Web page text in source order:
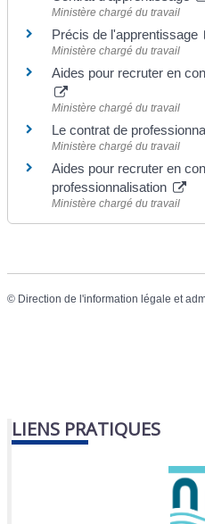
Ministère chargé du travail
Précis de l'apprentissage
Ministère chargé du travail
Aides pour recruter en
Ministère chargé du travail
Le contrat de
Ministère chargé du travail
Aides pour recruter en
professionnalisation
Ministère chargé du travail
© Direction de l'information légale et
LIENS PRATIQUES